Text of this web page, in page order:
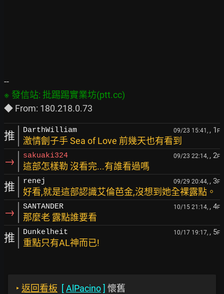
推 DarthWilliam 09/23 15:41, , 1 F
激情劊子手 Sea of Love 前幾天也有看到
→ sakuaki324 09/23 22:14, , 2F
這部怎樣勒 沒看完...有誰看過嗎
推 renej 09/29 20:44, , 3F
好看,就是這部認識艾倫芭金,沒想到她全裸露點。
→ SANTANDER 10/15 21:14, , 4F
那麼老 露點誰要看
推 Dunkelheit 10/17 19:17, , 5F
重點只有AL神而已!
‣ 返回看板 [AlPacino] 懷舊